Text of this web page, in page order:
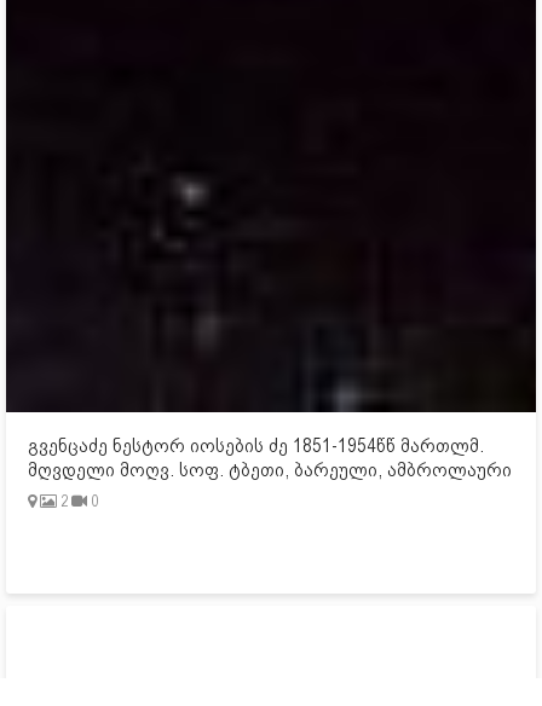
გვენცაძე ნესტორ იოსების ძე 1851-1954წწ მართლმ.
მღვდელი მოღვ. სოფ. ტბეთი, ბარეული, ამბროლაური
2 0